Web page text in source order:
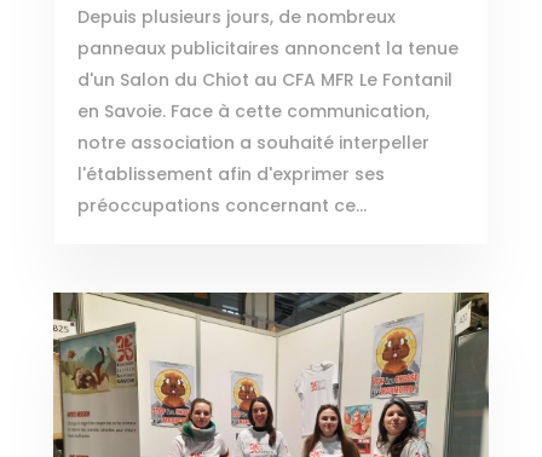
Depuis plusieurs jours, de nombreux
panneaux publicitaires annoncent la tenue
d'un Salon du Chiot au CFA MFR Le Fontanil
en Savoie. Face à cette communication,
notre association a souhaité interpeller
l'établissement afin d'exprimer ses
préoccupations concernant ce...